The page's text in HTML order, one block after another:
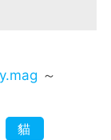
～
貓